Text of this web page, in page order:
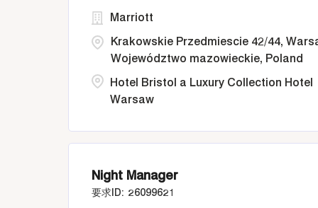
Krakowskie Przedmiescie 42/44,
Województwo mazowieckie, Poland
Marriott
Hotel Bristol a Luxury Collection Hotel
Warsaw
Night Manager
26099621